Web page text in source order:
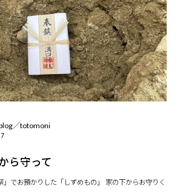
／totomoni
ら守って
」でお預かりした「しずめもの」 家の下からお守りく